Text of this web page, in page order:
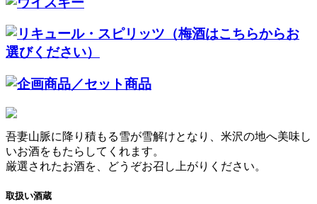
吾妻山脈に降り積もる雪が雪解けとなり、米沢の地へ美味し
いお酒をもたらしてくれます。
厳選されたお酒を、どうぞお召し上がりください。
取扱い酒蔵